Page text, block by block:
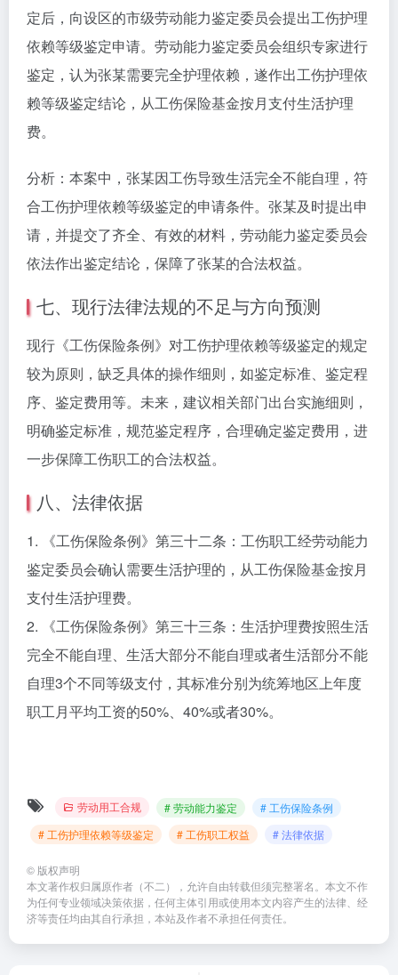
定后，向设区的市级劳动能力鉴定委员会提出工伤护理
依赖等级鉴定申请。劳动能力鉴定委员会组织专家进行
鉴定，认为张某需要完全护理依赖，遂作出工伤护理依
赖等级鉴定结论，从工伤保险基金按月支付生活护理
费。
分析：本案中，张某因工伤导致生活完全不能自理，符
合工伤护理依赖等级鉴定的申请条件。张某及时提出申
请，并提交了齐全、有效的材料，劳动能力鉴定委员会
依法作出鉴定结论，保障了张某的合法权益。
七、现行法律法规的不足与方向预测
现行《工伤保险条例》对工伤护理依赖等级鉴定的规定
较为原则，缺乏具体的操作细则，如鉴定标准、鉴定程
序、鉴定费用等。未来，建议相关部门出台实施细则，
明确鉴定标准，规范鉴定程序，合理确定鉴定费用，进
一步保障工伤职工的合法权益。
八、法律依据
1. 《工伤保险条例》第三十二条：工伤职工经劳动能力
鉴定委员会确认需要生活护理的，从工伤保险基金按月
支付生活护理费。
2. 《工伤保险条例》第三十三条：生活护理费按照生活
完全不能自理、生活大部分不能自理或者生活部分不能
自理3个不同等级支付，其标准分别为统筹地区上年度
职工月平均工资的50%、40%或者30%。
劳动用工合规 # 劳动能力鉴定
# 工伤保险条例
# 工伤护理依赖等级鉴定
# 工伤职工权益 # 法律依据
© 版权声明
本文著作权归属原作者（不二），允许自由转载但须完整署名。本文不作
为任何专业领域决策依据，任何主体引用或使用本文内容产生的法律、经
济等责任均由其自行承担，本站及作者不承担任何责任。